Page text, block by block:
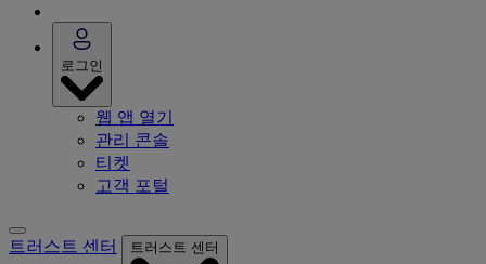
로그인
웹 앱 열기
관리 콘솔
티켓
고객 포털
트러스트 센터 트러스트 센터